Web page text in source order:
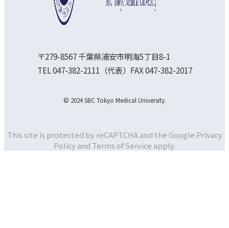
〒279-8567 千葉県浦安市明海5丁目8-1
TEL 047-382-2111（代表）FAX 047-382-2017
© 2024 SBC Tokyo Medical University.
This site is protected by reCAPTCHA and the Google Privacy
Policy and Terms of Service apply.